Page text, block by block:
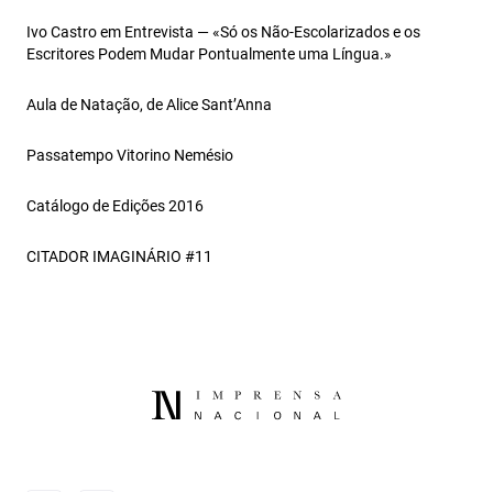
Ivo Castro em Entrevista — «Só os Não‑Escolarizados e os
Escritores Podem Mudar Pontualmente uma Língua.»
Aula de Natação, de Alice Sant’Anna
Passatempo Vitorino Nemésio
Catálogo de Edições 2016
CITADOR IMAGINÁRIO #11